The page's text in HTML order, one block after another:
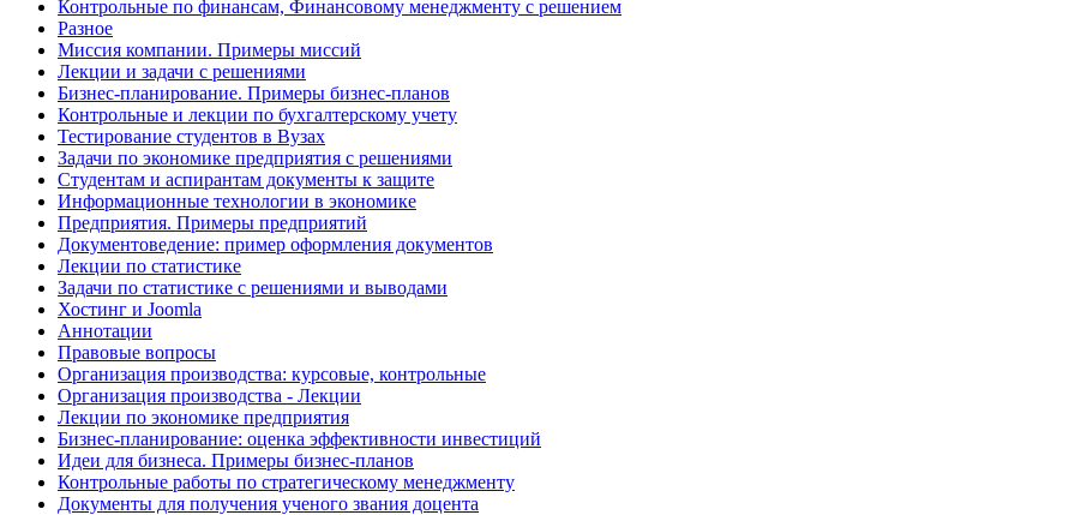
Контрольные по финансам, Финансовому менеджменту с решением
Разное
Миссия компании. Примеры миссий
Лекции и задачи с решениями
Бизнес-планирование. Примеры бизнес-планов
Контрольные и лекции по бухгалтерскому учету
Тестирование студентов в Вузах
Задачи по экономике предприятия с решениями
Студентам и аспирантам документы к защите
Информационные технологии в экономике
Предприятия. Примеры предприятий
Документоведение: пример оформления документов
Лекции по статистике
Задачи по статистике с решениями и выводами
Хостинг и Joomla
Аннотации
Правовые вопросы
Организация производства: курсовые, контрольные
Организация производства - Лекции
Лекции по экономике предприятия
Бизнес-планирование: оценка эффективности инвестиций
Идеи для бизнеса. Примеры бизнес-планов
Контрольные работы по стратегическому менеджменту
Документы для получения ученого звания доцента